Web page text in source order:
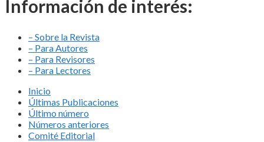
Información de interés:
– Sobre la Revista
– Para Autores
– Para Revisores
– Para Lectores
Inicio
Últimas Publicaciones
Último número
Números anteriores
Comité Editorial